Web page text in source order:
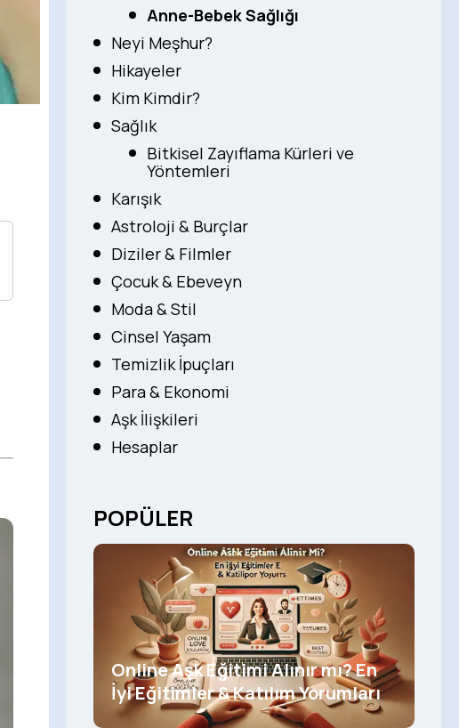
Anne-Bebek Sağlığı
Neyi Meşhur?
Hikayeler
Kim Kimdir?
Sağlık
Bitkisel Zayıflama Kürleri ve
Yöntemleri
Karışık
Astroloji & Burçlar
Diziler & Filmler
Çocuk & Ebeveyn
Moda & Stil
Cinsel Yaşam
Temizlik İpuçları
Para & Ekonomi
Aşk İlişkileri
Hesaplar
POPÜLER
Online Aşk Eğitimi Alınır mı? En
İyi Eğitimler & Katılım Yorumları